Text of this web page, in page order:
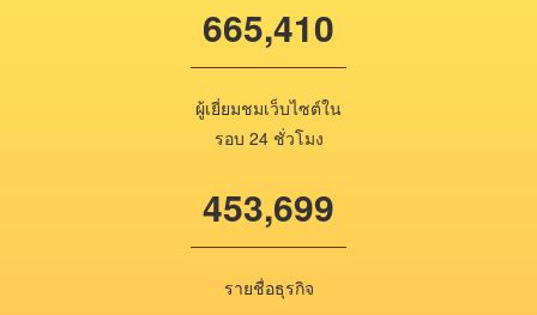
665,410
ผู้เยี่ยมชมเว็บไซต์ใน
รอบ 24 ชั่วโมง
453,699
รายชื่อธุรกิจ